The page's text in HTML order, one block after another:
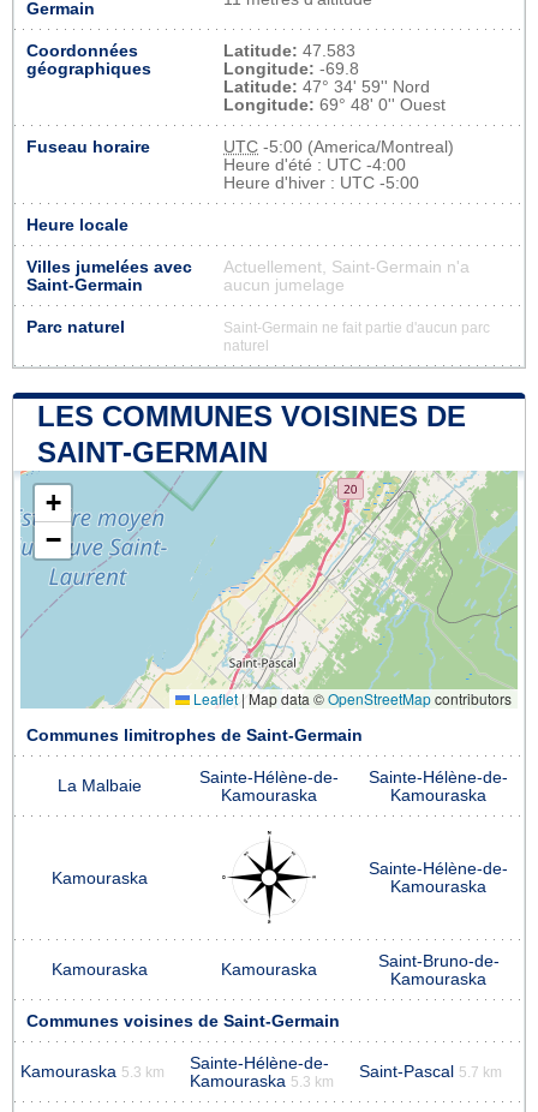
Germain
Coordonnées
géographiques
Latitude: 47.583
Longitude: -69.8
Latitude: 47° 34' 59'' Nord
Longitude: 69° 48' 0'' Ouest
Fuseau horaire UTC -5:00 (America/Montreal)
Heure d'été : UTC -4:00
Heure d'hiver : UTC -5:00
Heure locale
Villes jumelées avec
Saint-Germain
Actuellement, Saint-Germain n'a
aucun jumelage
Parc naturel
Saint-Germain ne fait partie d'aucun parc
naturel
LES COMMUNES VOISINES DE
SAINT-GERMAIN
+
−
Leaflet | Map data ©OpenStreetMapcontributors
Communes limitrophes de Saint-Germain
La Malbaie
Sainte-Hélène-de-
Kamouraska
Sainte-Hélène-de-
Kamouraska
Kamouraska
Sainte-Hélène-de-
Kamouraska
Kamouraska Kamouraska
Saint-Bruno-de-
Kamouraska
Communes voisines de Saint-Germain
Kamouraska 5.3 km
Sainte-Hélène-de-
Kamouraska 5.3 km
Saint-Pascal 5.7 km